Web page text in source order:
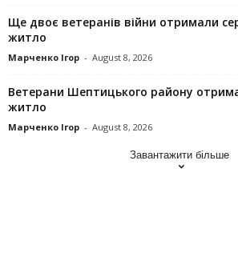
Ще двоє ветеранів війни отримали
житло
Марченко Ігор - August 8, 2026
Ветерани Шептицького району
житло
Марченко Ігор - August 8, 2026
Завантажити більше